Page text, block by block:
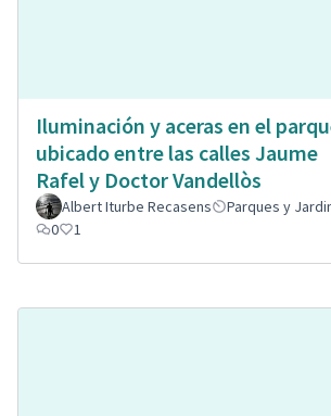
Iluminación y aceras en el
ubicado entre las calles Jaume
Rafel y Doctor Vandellòs
Albert Iturbe Recasens
Parques y
0
1